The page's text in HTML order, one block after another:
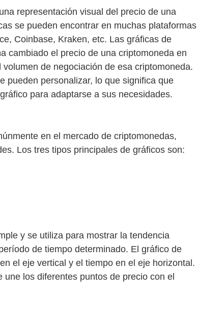
representación visual del precio de una
se pueden encontrar en muchas plataformas
Coinbase, Kraken, etc. Las gráficas de
cambiado el precio de una criptomoneda en
de negociación de esa criptomoneda.
pueden personalizar, lo que significa que
para adaptarse a sus necesidades.
en el mercado de criptomonedas,
Los tres tipos principales de gráficos son:
y se utiliza para mostrar la tendencia
de tiempo determinado. El gráfico de
el eje vertical y el tiempo en el eje horizontal.
los diferentes puntos de precio con el